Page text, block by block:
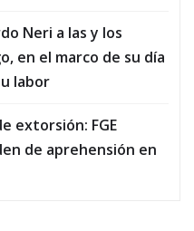
Neri a las y los
en el marco de su día
labor
extorsión: FGE
de aprehensión en